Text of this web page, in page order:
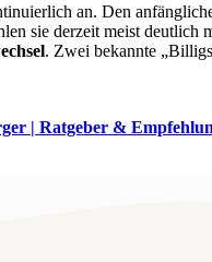
an. Den
sie derzeit meist
. Zwei bekannte
| Ratgeber &